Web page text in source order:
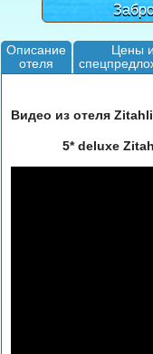
Описание
отеля
Цены и
Видео из отеля
5* deluxe